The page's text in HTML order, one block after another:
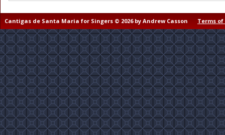
Cantigas de Santa Maria for Singers © 2026 by Andrew Casson Terms of